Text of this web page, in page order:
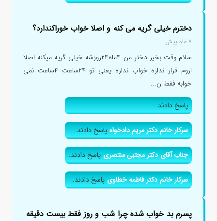
دخترم خیلی گریه می کنه و اصلا خواب خوراکندارد؟
۷ ماه پیش
سلام وقت بخیر دختر من ۴ماه۲۴روزشه خیلی گریه میکنه اصلا
اروم قرار نداره خواب نداره یعنی تو ۲۴ساعت ۴ساعت نمی
خوابه فقط ن...
پاسخ دادند.
سرکار خانم دکتر مریم دادخواهپاسخ دادند.
جناب آقای دکتر مجتبی منتصریپاسخ دادند.
سرکار خانم دکتر فاطمه خطاویپاسخ دادند.
پسرم بد خواب شده چرا شب و روز فقط بیست دقیقه